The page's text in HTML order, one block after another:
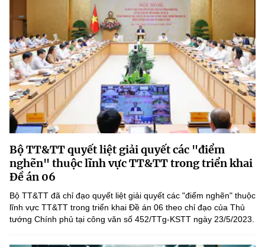
Bộ TT&TT quyết liệt giải quyết các "điểm
nghẽn" thuộc lĩnh vực TT&TT trong triển khai
Đề án 06
Bộ TT&TT đã chỉ đạo quyết liệt giải quyết các "điểm nghẽn" thuộc
lĩnh vực TT&TT trong triển khai Đề án 06 theo chỉ đạo của Thủ
tướng Chính phủ tại công văn số 452/TTg-KSTT ngày 23/5/2023.